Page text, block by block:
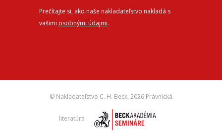
Prečítajte si, ako naše nakladateľstvo nakladá s
vašimi osobnými údajmi.
© Nakladateľstvo C. H. Beck, 2026 Právnická
literatúra